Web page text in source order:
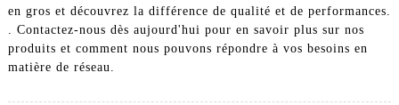
en gros et découvrez la différence de qualité et de performances.
. Contactez-nous dès aujourd'hui pour en savoir plus sur nos
produits et comment nous pouvons répondre à vos besoins en
matière de réseau.